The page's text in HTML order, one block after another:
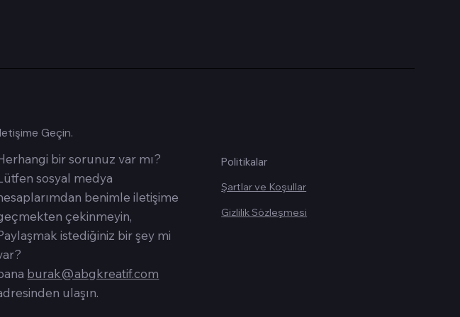
bir sorunuz var mı?
sosyal medya
benimle iletişime
çekinmeyin,
istediğiniz bir şey mi
burak@abgkreatif.com
ulaşın.
Geçin.
Şartlar ve Koşullar
Politikalar
Gizlilik Sözleşmesi